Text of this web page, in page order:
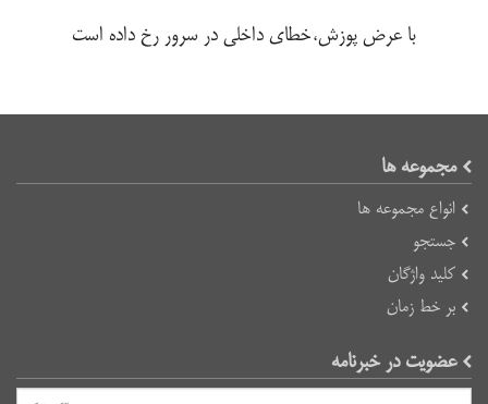
با عرض پوزش،خطای داخلی در سرور رخ داده است
مجموعه ها
انواع مجموعه ها
جستجو
کلید واژگان
بر خط زمان
عضویت در خبرنامه